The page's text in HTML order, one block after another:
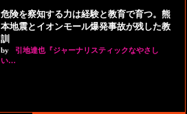
危険を察知する力は経験と教育で育つ。熊
本地震とイオンモール爆発事故が残した教
訓
by
引地達也『ジャーナリスティックなやさし
い…